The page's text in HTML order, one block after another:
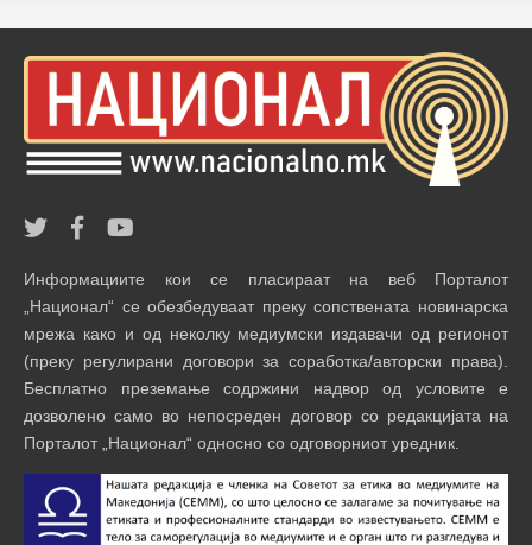
Информациите кои се пласираат на веб Порталот
„Национал“ се обезбедуваат преку сопствената новинарска
мрежа како и од неколку медиумски издавачи од регионот
(преку регулирани договори за соработка/авторски права).
Бесплатно преземање содржини надвор од условите е
дозволено само во непосреден договор со редакцијата на
Порталот „Национал“ односно со одговорниот уредник.